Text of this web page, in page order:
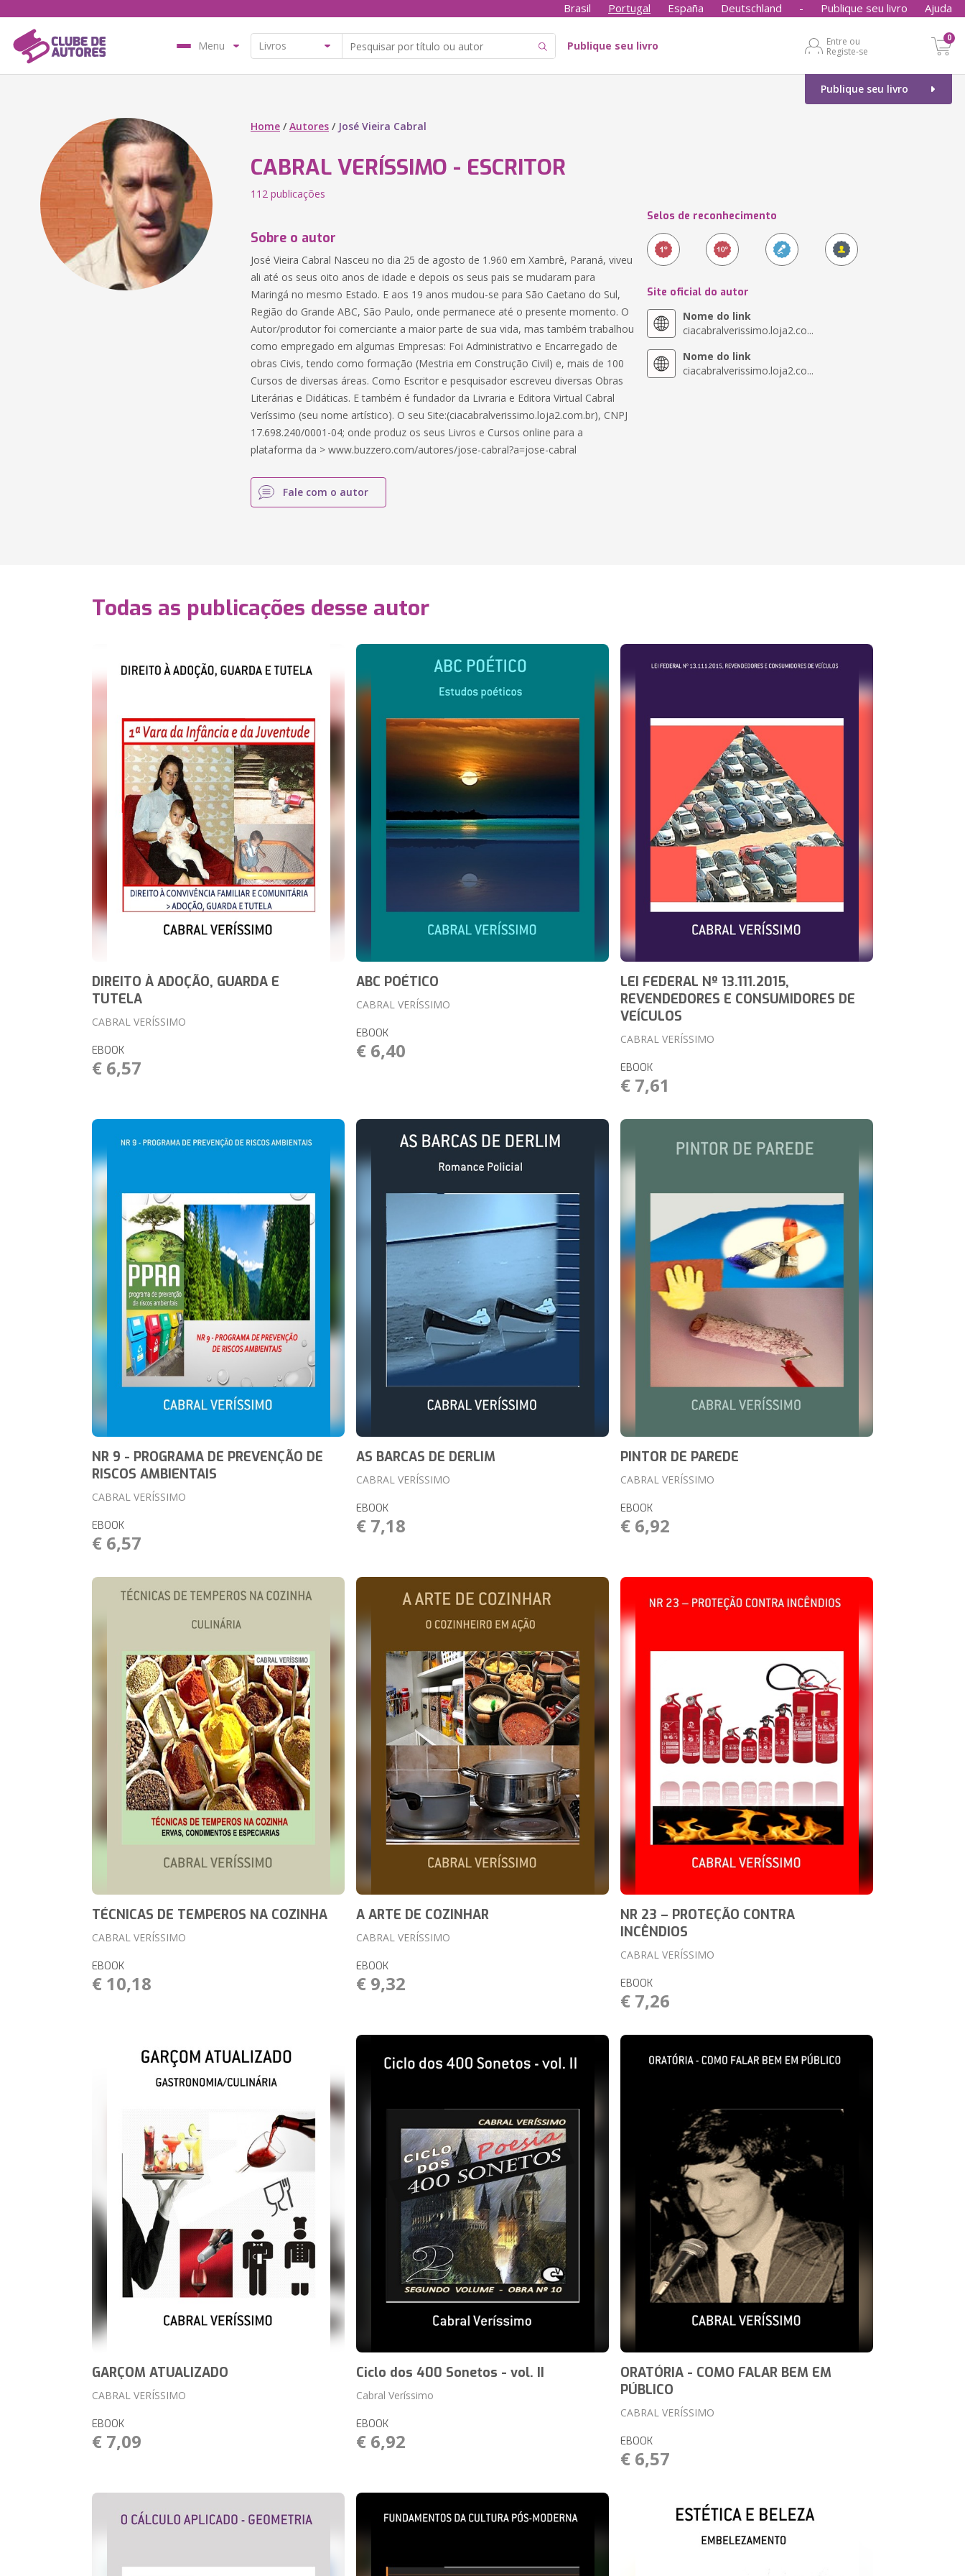
Brasil Portugal España Deutschland - Publique seu livro Ajuda
Menu Publique seu livro
Entre ou
Registe-se
0
Publique seu livro
Home /Autores / José Vieira Cabral
CABRAL VERÍSSIMO - ESCRITOR
112 publicações
Sobre o autor
José Vieira Cabral Nasceu no dia 25 de agosto de 1.960 em Xambrê, Paraná, viveu
ali até os seus oito anos de idade e depois os seus pais se mudaram para
Maringá no mesmo Estado. E aos 19 anos mudou-se para São Caetano do Sul,
Região do Grande ABC, São Paulo, onde permanece até o presente momento. O
Autor/produtor foi comerciante a maior parte de sua vida, mas também trabalhou
como empregado em algumas Empresas: Foi Administrativo e Encarregado de
obras Civis, tendo como formação (Mestria em Construção Civil) e, mais de 100
Cursos de diversas áreas. Como Escritor e pesquisador escreveu diversas Obras
Literárias e Didáticas. E também é fundador da Livraria e Editora Virtual Cabral
Veríssimo (seu nome artístico). O seu Site:(ciacabralverissimo.loja2.com.br), CNPJ
17.698.240/0001-04; onde produz os seus Livros e Cursos online para a
plataforma da > www.buzzero.com/autores/jose-cabral?a=jose-cabral
Fale com o autor
Selos de reconhecimento
Site oficial do autor
Nome do link
ciacabralverissimo.loja2.co...
Nome do link
ciacabralverissimo.loja2.co...
Todas as publicações desse autor
DIREITO À ADOÇÃO, GUARDA E
TUTELA
CABRAL VERÍSSIMO
EBOOK
€ 6,57
ABC POÉTICO
CABRAL VERÍSSIMO
EBOOK
€ 6,40
LEI FEDERAL Nº 13.111.2015,
REVENDEDORES E CONSUMIDORES DE
VEÍCULOS
CABRAL VERÍSSIMO
EBOOK
€ 7,61
NR 9 - PROGRAMA DE PREVENÇÃO DE
RISCOS AMBIENTAIS
CABRAL VERÍSSIMO
EBOOK
€ 6,57
AS BARCAS DE DERLIM
CABRAL VERÍSSIMO
EBOOK
€ 7,18
PINTOR DE PAREDE
CABRAL VERÍSSIMO
EBOOK
€ 6,92
TÉCNICAS DE TEMPEROS NA COZINHA
CABRAL VERÍSSIMO
EBOOK
€ 10,18
A ARTE DE COZINHAR
CABRAL VERÍSSIMO
EBOOK
€ 9,32
NR 23 – PROTEÇÃO CONTRA
INCÊNDIOS
CABRAL VERÍSSIMO
EBOOK
€ 7,26
GARÇOM ATUALIZADO
CABRAL VERÍSSIMO
EBOOK
€ 7,09
Ciclo dos 400 Sonetos - vol. II
Cabral Veríssimo
EBOOK
€ 6,92
ORATÓRIA - COMO FALAR BEM EM
PÚBLICO
CABRAL VERÍSSIMO
EBOOK
€ 6,57